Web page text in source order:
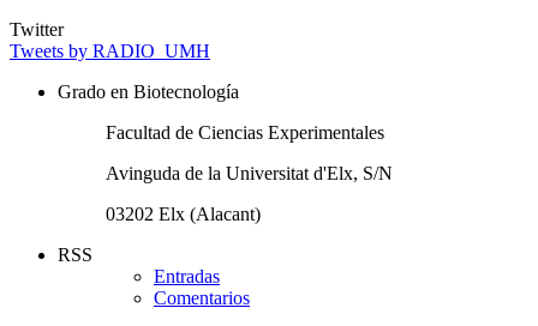
Twitter
Tweets by RADIO_UMH
Grado en Biotecnología
Facultad de Ciencias Experimentales
Avinguda de la Universitat d'Elx, S/N
03202 Elx (Alacant)
RSS
Entradas
Comentarios